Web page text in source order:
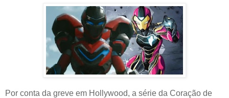
Por conta da greve em Hollywood, a série da Coração de